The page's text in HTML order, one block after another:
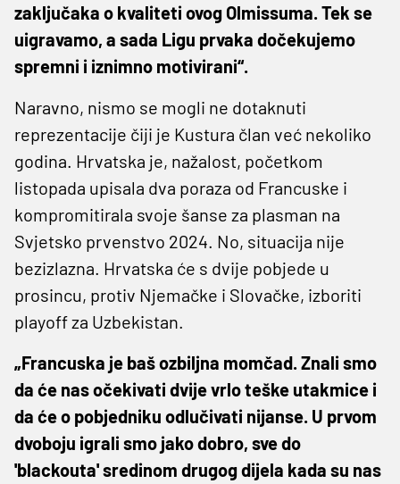
zaključaka o kvaliteti ovog Olmissuma. Tek se
uigravamo, a sada Ligu prvaka dočekujemo
spremni i iznimno motivirani“.
Naravno, nismo se mogli ne dotaknuti
reprezentacije čiji je Kustura član već nekoliko
godina. Hrvatska je, nažalost, početkom
listopada upisala dva poraza od Francuske i
kompromitirala svoje šanse za plasman na
Svjetsko prvenstvo 2024. No, situacija nije
bezizlazna. Hrvatska će s dvije pobjede u
prosincu, protiv Njemačke i Slovačke, izboriti
playoff za Uzbekistan.
„Francuska je baš ozbiljna momčad. Znali smo
da će nas očekivati dvije vrlo teške utakmice i
da će o pobjedniku odlučivati nijanse. U prvom
dvoboju igrali smo jako dobro, sve do
'blackouta' sredinom drugog dijela kada su nas